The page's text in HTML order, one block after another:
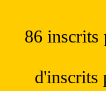
86 inscrits
d'inscrits